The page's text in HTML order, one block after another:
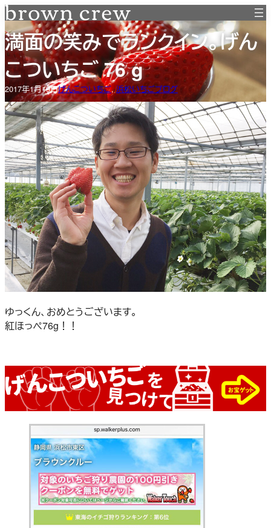
内
容
を
ス
キ
ッ
プ
満面の笑みでランクイン。げん
こついちご 76 g
2017年1月19日げんこついちご, 浜松いちごブログ
ゆっくん、おめとうございます。
紅ほっぺ76g！！